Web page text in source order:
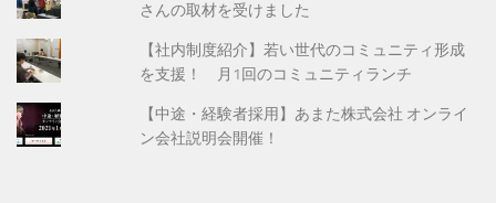
さんの取材を受けました
【社内制度紹介】若い世代のコミュニティ形成
を支援！ 月1回のコミュニティランチ
【中途・経験者採用】あまた株式会社 オンライ
ン会社説明会開催！